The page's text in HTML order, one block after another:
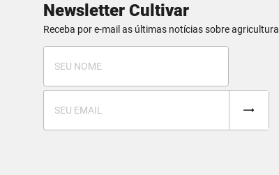
Newsletter Cultivar
Receba por e-mail as últimas notícias sobre agricultura